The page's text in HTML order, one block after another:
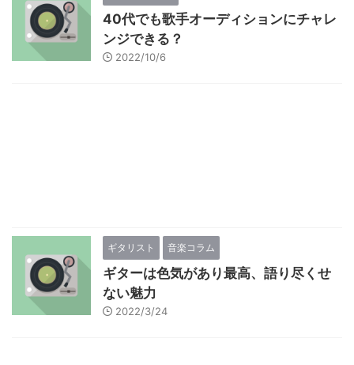
40代でも歌手オーディションにチャレ
ンジできる？
2022/10/6
ギタリスト 音楽コラム
ギターは色気があり最高、語り尽くせ
ない魅力
2022/3/24